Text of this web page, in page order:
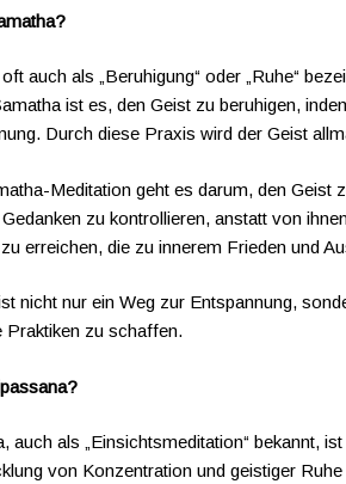
auch als „Beruhigung“ oder „Ruhe“
ist es, den Geist zu beruhigen,
Durch diese Praxis wird der Geist
Meditation geht es darum, den Geist
zu kontrollieren, anstatt von
erreichen, die zu innerem Frieden und
nicht nur ein Weg zur Entspannung,
Praktiken zu schaffen.
auch als „Einsichtsmeditation“ bekannt,
von Konzentration und geistiger